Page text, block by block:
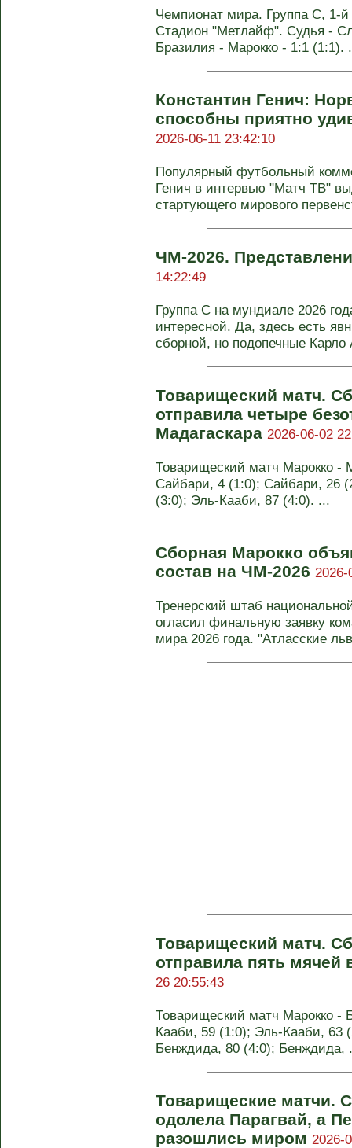
Чемпионат мира. Группа C, 1-
Стадион "Метлайф". Судья -
Бразилия - Марокко - 1:1 (1:1).
Константин Генич:
способны приятно
2026-06-11 23:42:10
Популярный футбольный
Генич в интервью "Матч ТВ"
стартующего мирового
ЧМ-2026.
14:22:49
Группа С на мундиале 2026
интересной. Да, здесь есть
сборной, но подопечные Карло
Товарищеский матч.
отправила четыре
Мадагаскара 2026-06-02
Товарищеский матч Марокко -
Сайбари, 4 (1:0); Сайбари, 26
(3:0); Эль-Кааби, 87 (4:0). ...
Сборная Марокко
состав на ЧМ-2026 2026-
Тренерский штаб
огласил финальную заявку
мира 2026 года. "Атласские
Товарищеский матч.
отправила пять мячей
26 20:55:43
Товарищеский матч Марокко -
Кааби, 59 (1:0); Эль-Кааби, 63
Бенждида, 80 (4:0); Бенждида,
Товарищеские матчи.
одолела Парагвай, а
разошлись миром 2026-